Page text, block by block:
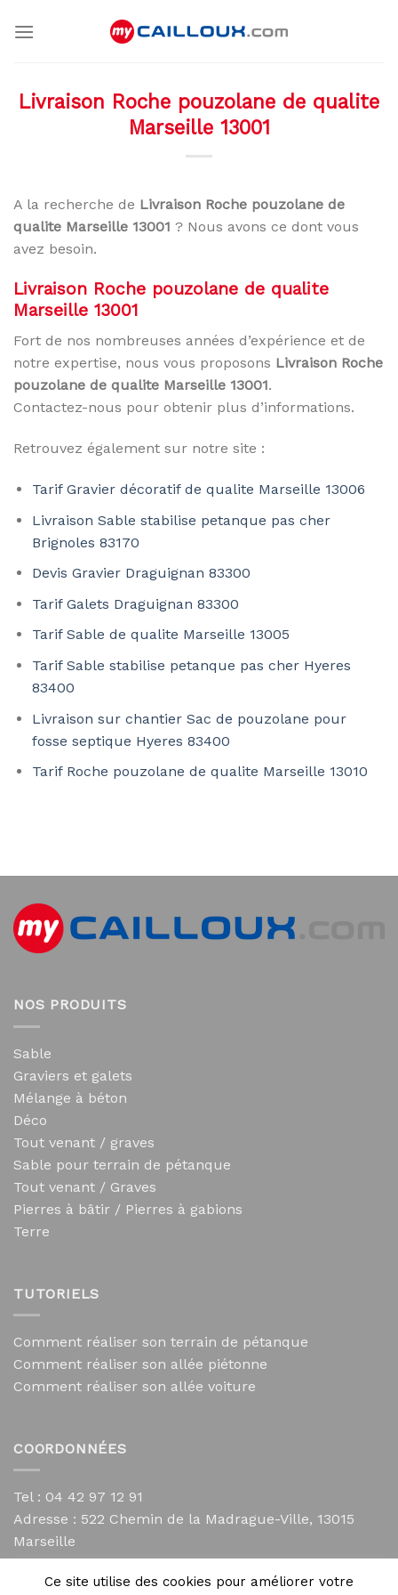
Livraison Roche pouzolane de qualite
Marseille 13001
A la recherche de Livraison Roche pouzolane de
qualite Marseille 13001 ? Nous avons ce dont vous
avez besoin.
Livraison Roche pouzolane de qualite
Marseille 13001
Fort de nos nombreuses années d’expérience et de
notre expertise, nous vous proposons Livraison Roche
pouzolane de qualite Marseille 13001.
Contactez-nous pour obtenir plus d’informations.
Retrouvez également sur notre site :
Tarif Gravier décoratif de qualite Marseille 13006
Livraison Sable stabilise petanque pas cher
Brignoles 83170
Devis Gravier Draguignan 83300
Tarif Galets Draguignan 83300
Tarif Sable de qualite Marseille 13005
Tarif Sable stabilise petanque pas cher Hyeres
83400
Livraison sur chantier Sac de pouzolane pour
fosse septique Hyeres 83400
Tarif Roche pouzolane de qualite Marseille 13010
NOS PRODUITS
Sable
Graviers et galets
Mélange à béton
Déco
Tout venant / graves
Sable pour terrain de pétanque
Tout venant / Graves
Pierres à bâtir / Pierres à gabions
Terre
TUTORIELS
Comment réaliser son terrain de pétanque
Comment réaliser son allée piétonne
Comment réaliser son allée voiture
COORDONNÉES
Tel : 04 42 97 12 91
Adresse : 522 Chemin de la Madrague-Ville, 13015
Marseille
contact@mycailloux.com
Mentions légales
Ce site utilise des cookies pour améliorer votre